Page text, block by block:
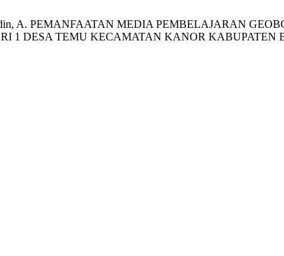
A. PEMANFAATAN MEDIA PEMBELAJARAN
1 DESA TEMU KECAMATAN KANOR KABUPATEN